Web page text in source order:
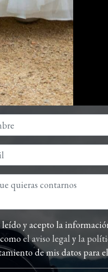
la información básica sobre protección de datos
el aviso legal yla
de mis datos para